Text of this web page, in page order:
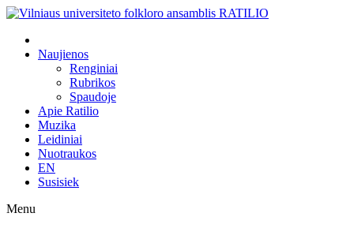
Naujienos
Renginiai
Rubrikos
Spaudoje
Apie Ratilio
Muzika
Leidiniai
Nuotraukos
EN
Susisiek
Menu